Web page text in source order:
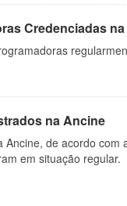
Credenciadas
na Ancine
de acordo com
em situação regular.